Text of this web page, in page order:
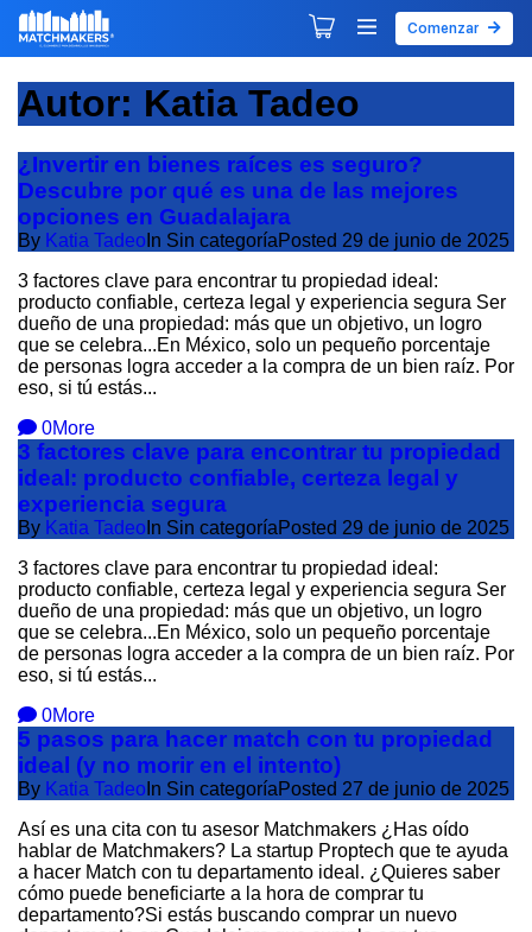
Comenzar
Autor: Katia Tadeo
¿Invertir en bienes raíces es seguro?
Descubre por qué es una de las mejores
opciones en Guadalajara
By Katia Tadeo In Sin categoríaPosted 29 de junio de 2025
3 factores clave para encontrar tu propiedad ideal:
producto confiable, certeza legal y experiencia segura Ser
dueño de una propiedad: más que un objetivo, un logro
que se celebra...En México, solo un pequeño porcentaje
de personas logra acceder a la compra de un bien raíz. Por
eso, si tú estás...
0More
3 factores clave para encontrar tu propiedad
ideal: producto confiable, certeza legal y
experiencia segura
By Katia Tadeo In Sin categoríaPosted 29 de junio de 2025
3 factores clave para encontrar tu propiedad ideal:
producto confiable, certeza legal y experiencia segura Ser
dueño de una propiedad: más que un objetivo, un logro
que se celebra...En México, solo un pequeño porcentaje
de personas logra acceder a la compra de un bien raíz. Por
eso, si tú estás...
0More
5 pasos para hacer match con tu propiedad
ideal (y no morir en el intento)
By Katia Tadeo In Sin categoríaPosted 27 de junio de 2025
Así es una cita con tu asesor Matchmakers ¿Has oído
hablar de Matchmakers? La startup Proptech que te ayuda
a hacer Match con tu departamento ideal. ¿Quieres saber
cómo puede beneficiarte a la hora de comprar tu
departamento?Si estás buscando comprar un nuevo